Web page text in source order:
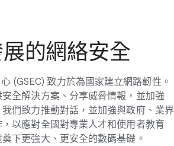
的​網絡​安全
(GSEC) 致力​於​為​國家​建立​網路​韌性。​
全​解決​方案、​分享​威​脅​情報，​並​加強​
們​致力​推動​對話，​並​加強​與​政府、​業界​
以​應​對​全國​對​專業​人才​和​使用​者​教育​
下​更​強大、​更​安全​的​數碼​基礎。